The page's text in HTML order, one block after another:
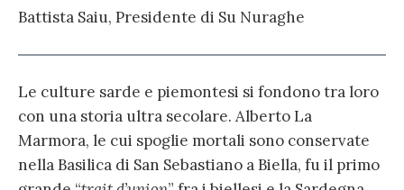
Battista Saiu, Presidente di Su Nuraghe
Le culture sarde e piemontesi si fondono tra loro
con una storia ultra secolare. Alberto La
Marmora, le cui spoglie mortali sono conservate
nella Basilica di San Sebastiano a Biella, fu il primo